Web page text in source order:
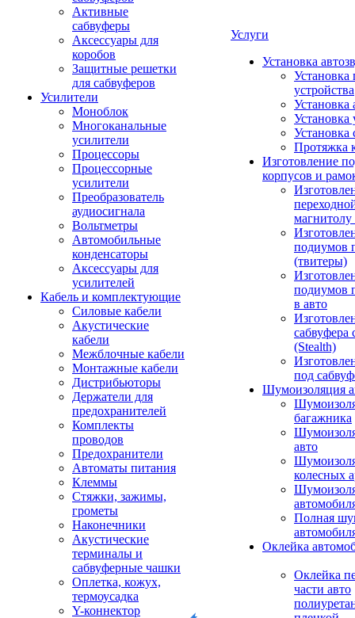
Активные
сабвуферы
Аксессуары для
коробов
Защитные решетки
для сабвуферов
Усилители
Моноблок
Многоканальные
усилители
Процессоры
Процессорные
усилители
Преобразователь
аудиосигнала
Вольтметры
Автомобильные
конденсаторы
Аксессуары для
усилителей
Кабель и комплектующие
Силовые кабели
Акустические
кабели
Межблочные кабели
Монтажные кабели
Дистрибьюторы
Держатели для
предохранителей
Комплекты
проводов
Предохранители
Автоматы питания
Клеммы
Стяжки, зажимы,
грометы
Наконечники
Акустические
терминалы и
сабвуферные чашки
Оплетка, кожух,
термоусадка
Y-коннектор
Услуги
Установка
Установка
устройства
Установка
Установка
Установка
Протяжка
Изготовление
корпусов и
подиумов
(твитеры)
подиумов
в авто
сабвуфера
(Stealth)
под
Шумоизоляция
багажника
авто
колесных
Полная
Оклейка
Оклейка
части авто